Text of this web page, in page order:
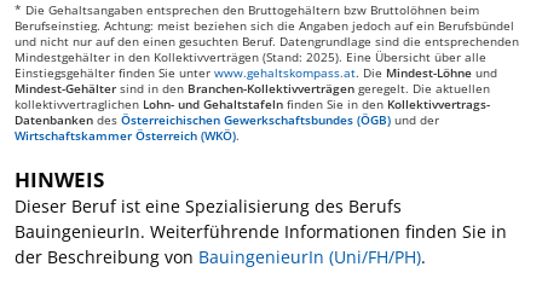
* Die Gehaltsangaben entsprechen den Bruttogehältern bzw Bruttolöhnen beim
Berufseinstieg. Achtung: meist beziehen sich die Angaben jedoch auf ein Berufsbündel
und nicht nur auf den einen gesuchten Beruf. Datengrundlage sind die entsprechenden
Mindestgehälter in den Kollektivverträgen (Stand: 2025). Eine Übersicht über alle
Einstiegsgehälter finden Sie unter www.gehaltskompass.at. Die Mindest-Löhne und
Mindest-Gehälter sind in den Branchen-Kollektivverträgen geregelt. Die aktuellen
kollektivvertraglichen Lohn- und Gehaltstafeln finden Sie in den Kollektivvertrags-
Datenbanken des Österreichischen Gewerkschaftsbundes (ÖGB) und der
Wirtschaftskammer Österreich (WKÖ).
HINWEIS
Dieser Beruf ist eine Spezialisierung des Berufs
BauingenieurIn. Weiterführende Informationen finden Sie in
der Beschreibung von BauingenieurIn (Uni/FH/PH).